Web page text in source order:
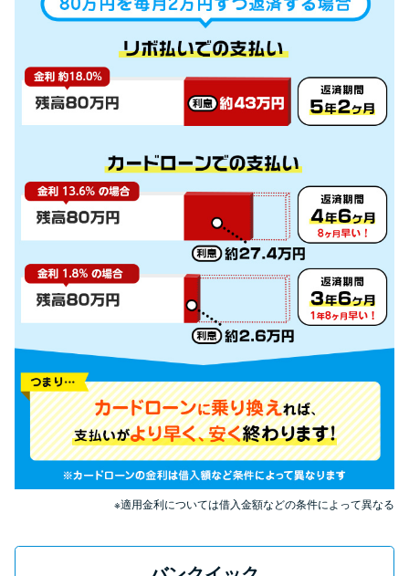
は要注意！
090金融（闇金）からお金を借り
てはいけない理由と借りた場合
の対処法
申し込みブラックとは?判断の目
安や審査に通らない理由
ブラックでもお金を借りるに
は？3つの判断基準と工面法
アコムはブラックでも審査に通
る？ 自分がブラックか確かめる
方法
アコムとレイクどっちがいい
の？ カードローンの選び方を徹
底解説！
説！ もっとも便利でお得な返済
※適用金利については借入金額などの条件によって異なる